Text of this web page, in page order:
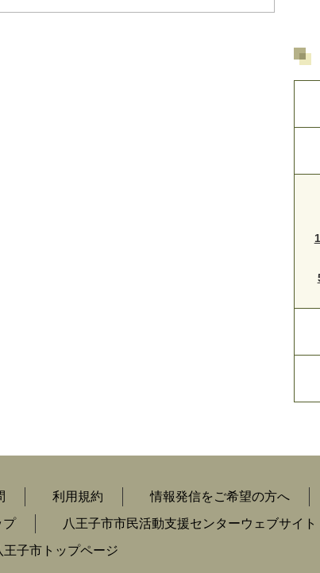
利用規約
情報発信をご希望の方へ
プ
八王子市市民活動支援センターウェブサイト
王子市トップページ